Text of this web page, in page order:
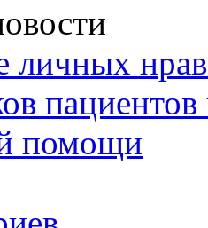
личных
помощи